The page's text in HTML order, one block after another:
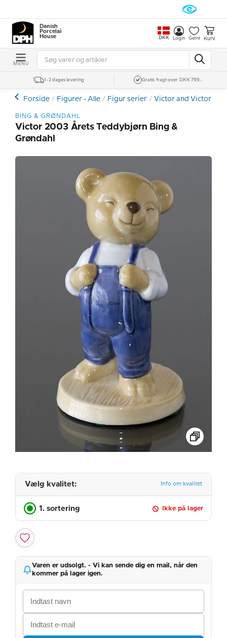
Danish
Porcelain
House
DKK Login Gemt Kurv
MENU
1-2 dages levering Gratis fragt over DKK 799,-
Forside Figurer - Alle Figur serier Victor and Victoria
BING & GRØNDAHL
Victor 2003 Årets Teddybjørn Bing &
Grøndahl
Vælg kvalitet: Info om kvalitet
1. sortering Ikke på lager
Varen er udsolgt. - Vi kan sende dig en mail, når den
kommer på lager igen.